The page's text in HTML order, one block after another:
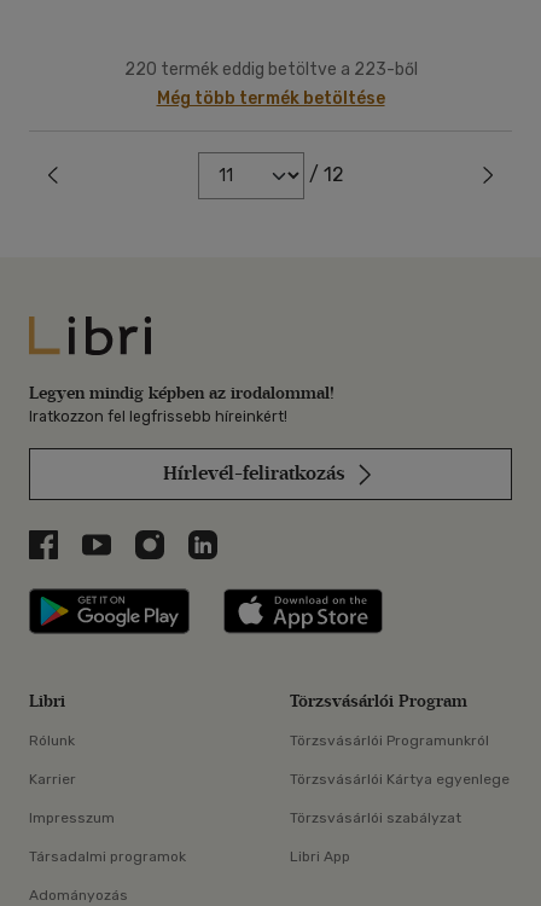
220 termék eddig betöltve a 223-ből
Még több termék betöltése
/ 12
Libri
Legyen mindig képben az irodalommal!
Iratkozzon fel legfrissebb híreinkért!
Hírlevél-feliratkozás
Libri a Facebookon
Libri a Youtube-on
Libri az Instagramon
Libri a LinkedInen
Libri applikáció Szerezd meg: Google
Libri
Rólunk
Karrier
Impresszum
Társadalmi programok
Adományozás
Törzsvásárlói Program
Törzsvásárlói Programunkról
Törzsvásárlói Kártya egyenlege
Törzsvásárlói szabályzat
Libri App